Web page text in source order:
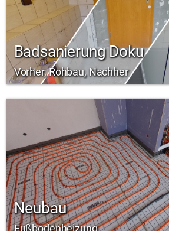
Badsanierung Doku
Vorher, Rohbau, Nachher
Neubau